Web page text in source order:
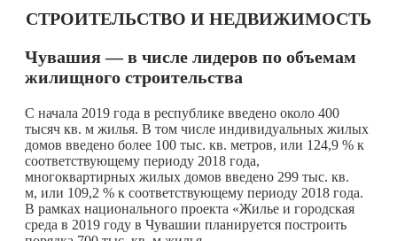
СТРОИТЕЛЬСТВО И НЕДВИЖИМОСТЬ
Чувашия — в числе лидеров по объемам
жилищного строительства
С начала 2019 года в республике введено около 400
тысяч кв. м жилья. В том числе индивидуальных жилых
домов введено более 100 тыс. кв. метров, или 124,9 % к
соответствующему периоду 2018 года,
многоквартирных жилых домов введено 299 тыс. кв.
м, или 109,2 % к соответствующему периоду 2018 года.
В рамках национального проекта «Жилье и городская
среда в 2019 году в Чувашии планируется построить